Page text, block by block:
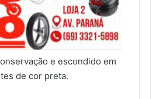
e escondido em
de cor preta.